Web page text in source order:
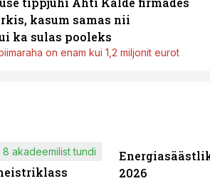
kasum samas nii
ka sulas pooleks
on enam kui 1,2 miljonit eurot
8 akadeemilist tundi
2026